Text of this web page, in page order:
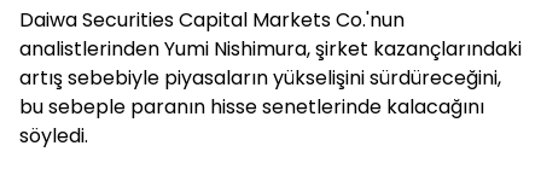
Daiwa Securities Capital Markets Co.'nun
analistlerinden Yumi Nishimura, şirket kazançlarındaki
artış sebebiyle piyasaların yükselişini sürdüreceğini,
bu sebeple paranın hisse senetlerinde kalacağını
söyledi.